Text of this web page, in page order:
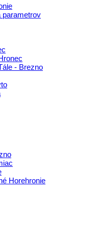
parametrov
- Brezno
Horehronie